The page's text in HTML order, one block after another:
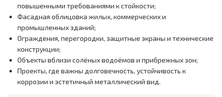
повышенными требованиями к стойкости;
Фасадная облицовка жилых, коммерческих и
промышленных зданий;
Ограждения, перегородки, защитные экраны и технические
конструкции;
Объекты вблизи солёных водоёмов и прибрежных зон;
Проекты, где важны долговечность, устойчивость к
коррозии и эстетичный металлический вид.